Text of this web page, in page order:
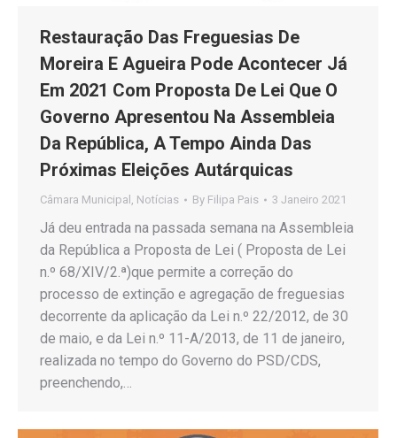
Restauração Das Freguesias De
Moreira E Agueira Pode Acontecer Já
Em 2021 Com Proposta De Lei Que O
Governo Apresentou Na Assembleia
Da República, A Tempo Ainda Das
Próximas Eleições Autárquicas
Câmara Municipal Notícias By Filipa Pais 3 Janeiro 2021
Já deu entrada na passada semana na Assembleia
da República a Proposta de Lei ( Proposta de Lei
n.º 68/XIV/2.ª)que permite a correção do
processo de extinção e agregação de freguesias
decorrente da aplicação da Lei n.º 22/2012, de 30
de maio, e da Lei n.º 11-A/2013, de 11 de janeiro,
realizada no tempo do Governo do PSD/CDS,
preenchendo,…